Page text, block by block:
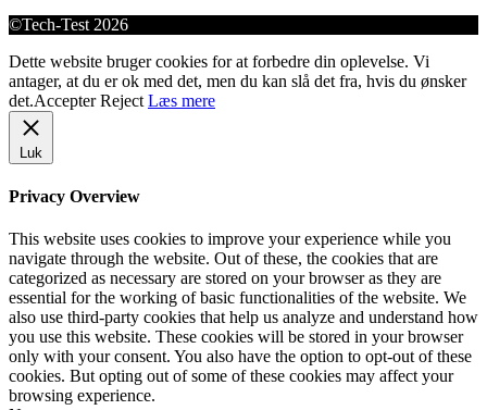
©Tech-Test 2026
Dette website bruger cookies for at forbedre din oplevelse. Vi
antager, at du er ok med det, men du kan slå det fra, hvis du ønsker
det.Accepter Reject Læs mere
Luk
Privacy Overview
This website uses cookies to improve your experience while you
navigate through the website. Out of these, the cookies that are
categorized as necessary are stored on your browser as they are
essential for the working of basic functionalities of the website. We
also use third-party cookies that help us analyze and understand how
you use this website. These cookies will be stored in your browser
only with your consent. You also have the option to opt-out of these
cookies. But opting out of some of these cookies may affect your
browsing experience.